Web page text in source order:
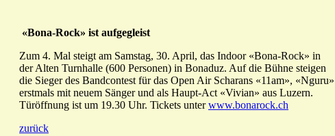
«Bona-Rock» ist aufgegleist
Zum 4. Mal steigt am Samstag, 30. April, das Indoor «Bona-Rock» in
der Alten Turnhalle (600 Personen) in Bonaduz. Auf die Bühne steigen
die Sieger des Bandcontest für das Open Air Scharans «11am», «Nguru»
erstmals mit neuem Sänger und als Haupt-Act «Vivian» aus Luzern.
Türöffnung ist um 19.30 Uhr. Tickets unterwww.bonarock.ch
zurück